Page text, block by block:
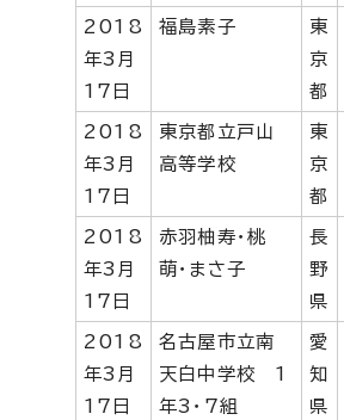
2018
年3月
17日
福島素子
東
京
都
2018
年3月
17日
東京都立戸山
高等学校
東
京
都
2018
年3月
17日
赤羽柚寿・桃
萌・まさ子
長
野
県
2018
年3月
17日
名古屋市立南
天白中学校 1
年3・7組
愛
知
県